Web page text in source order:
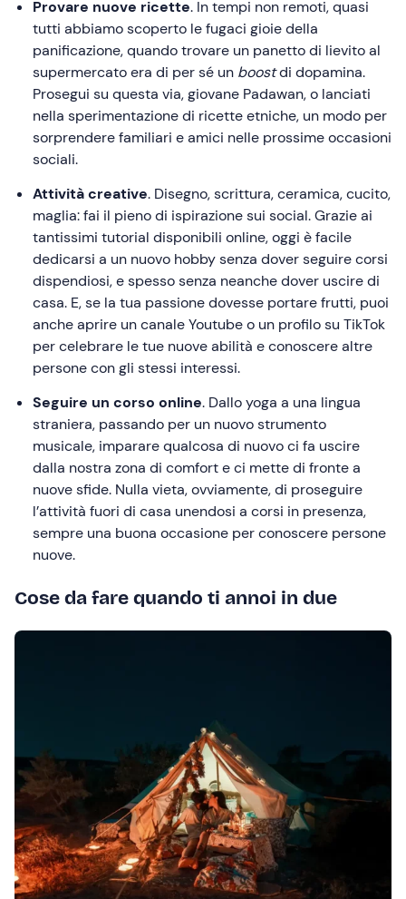
Provare nuove ricette. In tempi non remoti, quasi
tutti abbiamo scoperto le fugaci gioie della
panificazione, quando trovare un panetto di lievito al
supermercato era di per sé un boostdi dopamina.
Prosegui su questa via, giovane Padawan, o lanciati
nella sperimentazione di ricette etniche, un modo per
sorprendere familiari e amici nelle prossime occasioni
sociali.
Attività creative. Disegno, scrittura, ceramica, cucito,
maglia: fai il pieno di ispirazione sui social. Grazie ai
tantissimi tutorial disponibili online, oggi è facile
dedicarsi a un nuovo hobby senza dover seguire corsi
dispendiosi, e spesso senza neanche dover uscire di
casa. E, se la tua passione dovesse portare frutti, puoi
anche aprire un canale Youtube o un profilo su TikTok
per celebrare le tue nuove abilità e conoscere altre
persone con gli stessi interessi.
Seguire un corso online. Dallo yoga a una lingua
straniera, passando per un nuovo strumento
musicale, imparare qualcosa di nuovo ci fa uscire
dalla nostra zona di comfort e ci mette di fronte a
nuove sfide. Nulla vieta, ovviamente, di proseguire
l’attività fuori di casa unendosi a corsi in presenza,
sempre una buona occasione per conoscere persone
nuove.
Cose da fare quando ti annoi in due